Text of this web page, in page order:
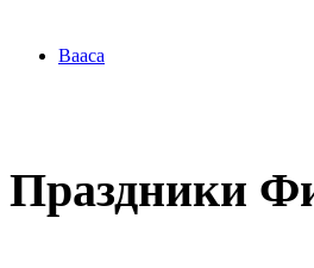
Вааса
Праздники